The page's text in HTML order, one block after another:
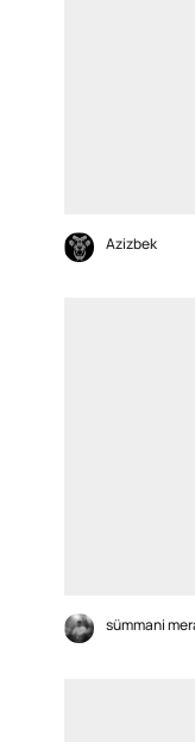
Azizbek
sümmani